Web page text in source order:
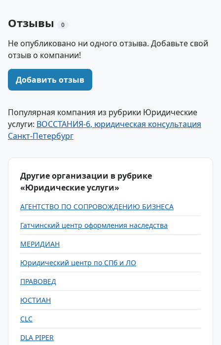
Отзывы 0
Не опубликовано ни одного отзыва. Добавьте свой
отзыв о компании!
Добавить отзыв
Популярная компания из рубрики Юридические
услуги: ВОССТАНИЯ-6, юридическая консультация
Санкт-Петербург
Другие организации в рубрике
«Юридические услуги»
АГЕНТСТВО ПО СОПРОВОЖДЕНИЮ БИЗНЕСА
Гатчинский центр оформления наследства
МЕРИДИАН
Юридический центр по СПб и ЛО
ПРАВОВЕД
ЮСТИАН
CLC
DLA PIPER